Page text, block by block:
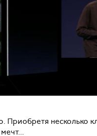
Приобретя несколько